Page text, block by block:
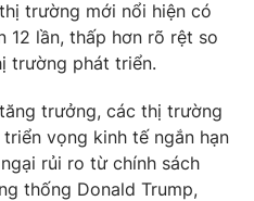
trường mới nổi hiện có
12 lần, thấp hơn rõ rệt so
trường phát triển.
trưởng, các thị trường
vọng kinh tế ngắn hạn
rủi ro từ chính sách
thống Donald Trump,